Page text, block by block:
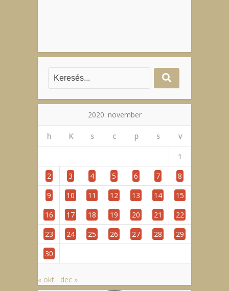
2020. november
h K s c p s v
1
2
3 4 5 6 7
8
9
10 11 12 13 14
15
16
17 18 19 20 21
22
23
24 25 26 27 28
29
30
« okt dec »